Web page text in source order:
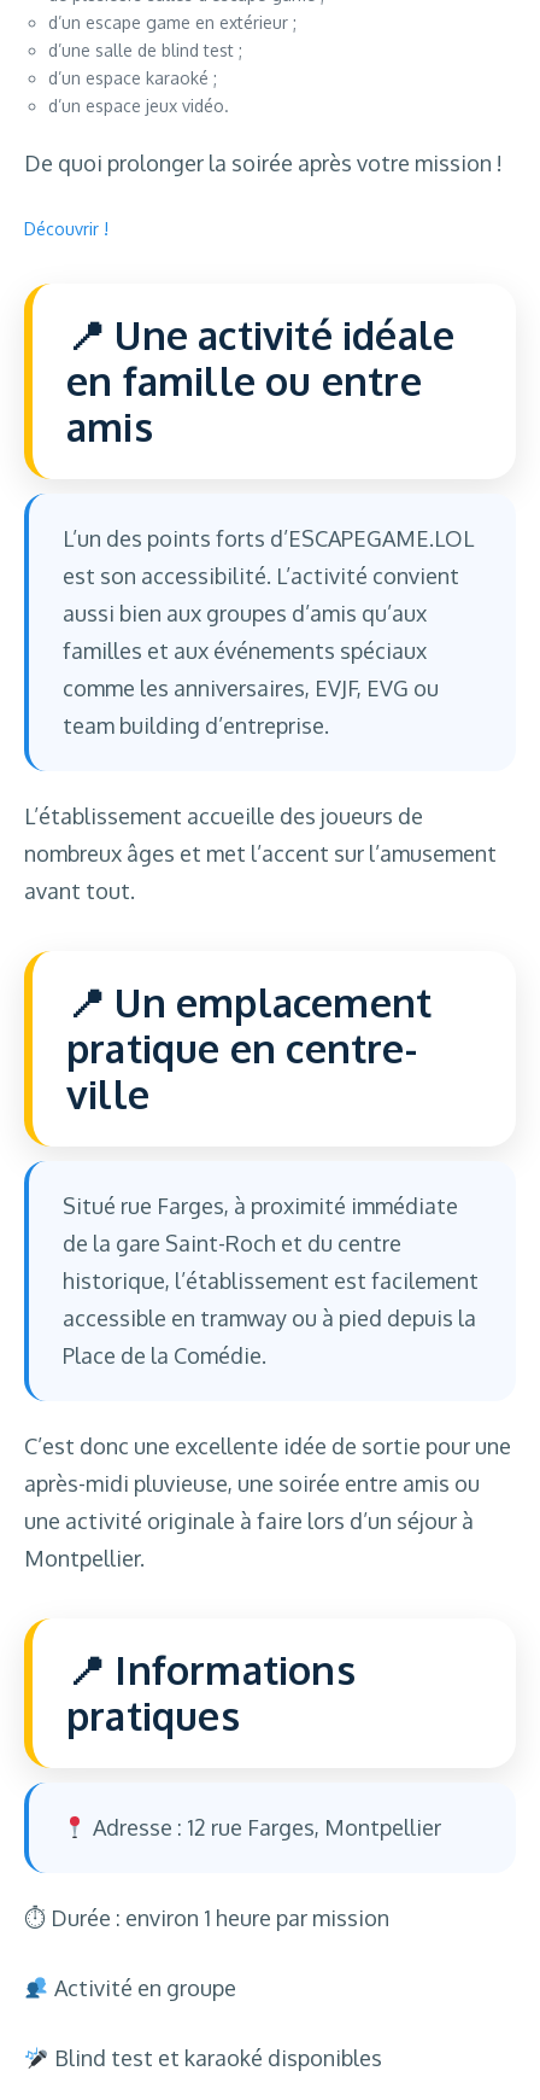
d’un escape game en extérieur ;
d’une salle de blind test ;
d’un espace karaoké ;
d’un espace jeux vidéo.
De quoi prolonger la soirée après votre mission !
Découvrir !
Une activité idéale
en famille ou entre
amis
L’un des points forts d’ESCAPEGAME.LOL
est son accessibilité. L’activité convient
aussi bien aux groupes d’amis qu’aux
familles et aux événements spéciaux
comme les anniversaires, EVJF, EVG ou
team building d’entreprise.
L’établissement accueille des joueurs de
nombreux âges et met l’accent sur l’amusement
avant tout.
Un emplacement
pratique en centre-
ville
Situé rue Farges, à proximité immédiate
de la gare Saint-Roch et du centre
historique, l’établissement est facilement
accessible en tramway ou à pied depuis la
Place de la Comédie.
C’est donc une excellente idée de sortie pour une
après-midi pluvieuse, une soirée entre amis ou
une activité originale à faire lors d’un séjour à
Montpellier.
Informations
pratiques
Adresse : 12 rue Farges, Montpellier
⏱ Durée : environ 1 heure par mission
Activité en groupe
Blind test et karaoké disponibles